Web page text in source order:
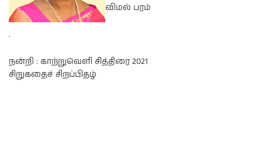
விமல் பரம்
.
நன்றி : காற்றுவெளி சித்திரை 2021
சிறுகதைச் சிறப்பிதழ்